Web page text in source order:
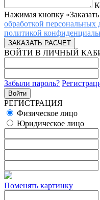
Нажимая кнопку
обработкой персональных
политикой
ВОЙТИ В ЛИЧНЫЙ
Забыли пароль?
РЕГИСТРАЦИЯ
Физическое лицо
Юридическое лицо
Поменять картинку